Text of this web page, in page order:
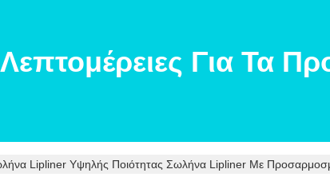
Λεπτομέρειες Για Τα
Lipliner Υψηλής Ποιότητας Σωλήνα Lipliner Με